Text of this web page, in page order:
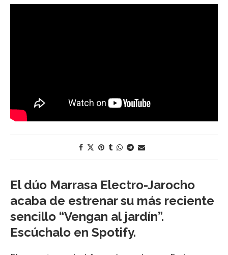
El dúo Marrasa Electro-Jarocho
acaba de estrenar su más reciente
sencillo “Vengan al jardín”.
Escúchalo en Spotify.